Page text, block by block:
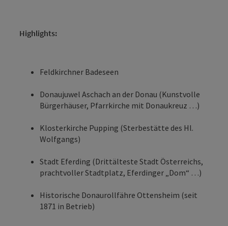
Highlights:
Feldkirchner Badeseen
Donaujuwel Aschach an der Donau (Kunstvolle
Bürgerhäuser, Pfarrkirche mit Donaukreuz …)
Klosterkirche Pupping (Sterbestätte des Hl.
Wolfgangs)
Stadt Eferding (Drittälteste Stadt Österreichs,
prachtvoller Stadtplatz, Eferdinger „Dom“ …)
Historische Donaurollfähre Ottensheim (seit
1871 in Betrieb)